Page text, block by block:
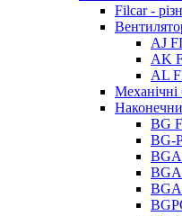
Filcar -
AJ
AK
AL
Механічні
BG
BG-